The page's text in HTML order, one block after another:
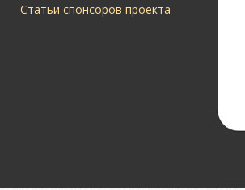
Статьи спонсоров проекта